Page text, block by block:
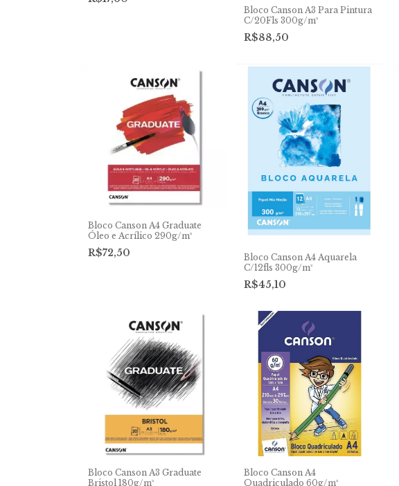
Bloco Canson A3 Para Pintura
C/20Fls 300g/m²
R$88,50
Bloco Canson A4 Graduate
Óleo e Acrílico 290g/m²
R$72,50
Bloco Canson A4 Aquarela
C/12fls 300g/m²
R$45,10
Bloco Canson A3 Graduate
Bristol 180g/m²
Bloco Canson A4
Quadriculado 60g/m²